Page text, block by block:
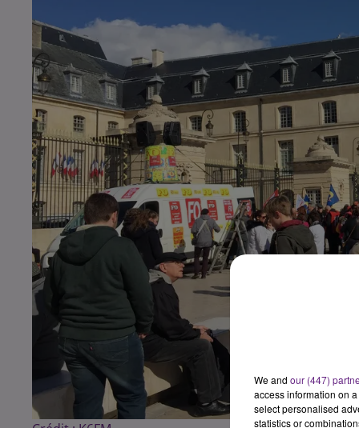
We and our (447)
access information on
select personalised
statistics or